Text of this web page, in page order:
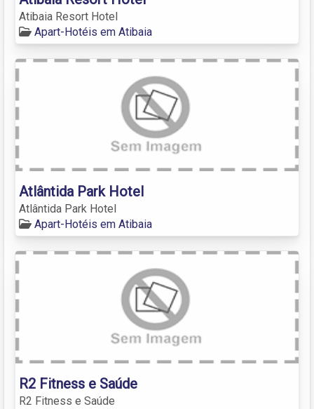
Atibaia Resort Hotel
Apart-Hotéis em Atibaia
Atlântida Park Hotel
Atlântida Park Hotel
Apart-Hotéis em Atibaia
R2 Fitness e Saúde
R2 Fitness e Saúde